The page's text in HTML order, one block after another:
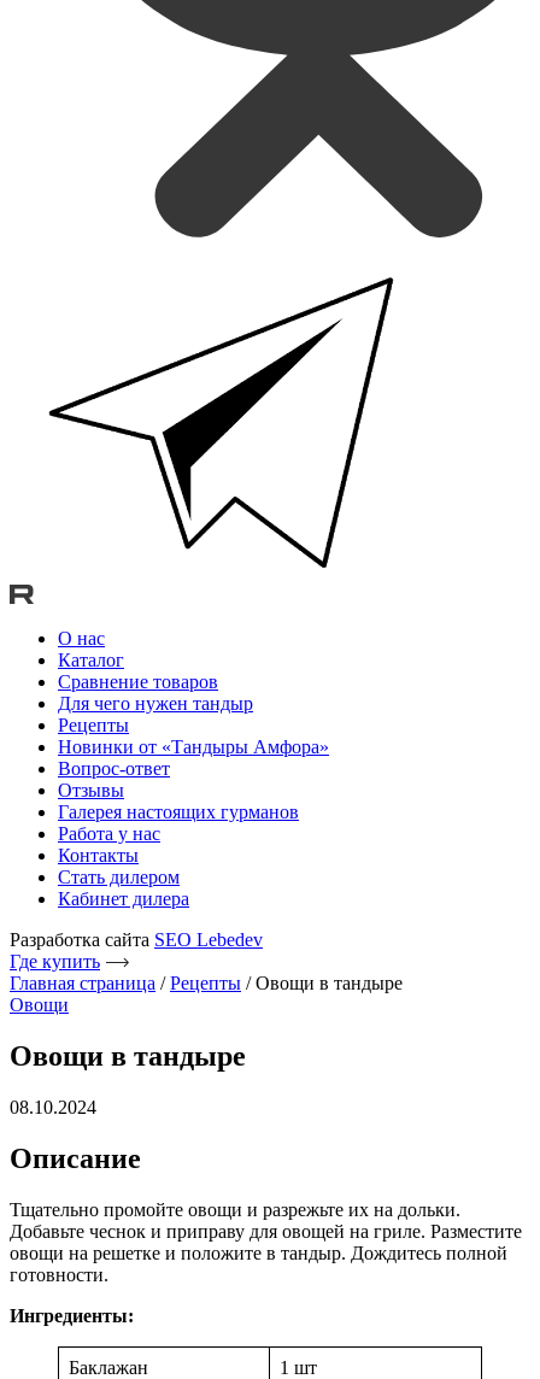
О нас
Каталог
Сравнение товаров
Для чего нужен тандыр
Рецепты
Новинки от «Тандыры Амфора»
Вопрос-ответ
Отзывы
Галерея настоящих гурманов
Работа у нас
Контакты
Стать дилером
Кабинет дилера
Разработка сайта SEO Lebedev
Где купить
Главная страница /Рецепты /Овощи в тандыре
Овощи
Овощи в тандыре
08.10.2024
Описание
Тщательно промойте овощи и разрежьте их на дольки.
Добавьте чеснок и приправу для овощей на гриле. Разместите
овощи на решетке и положите в тандыр. Дождитесь полной
готовности.
Ингредиенты:
Баклажан 1 шт